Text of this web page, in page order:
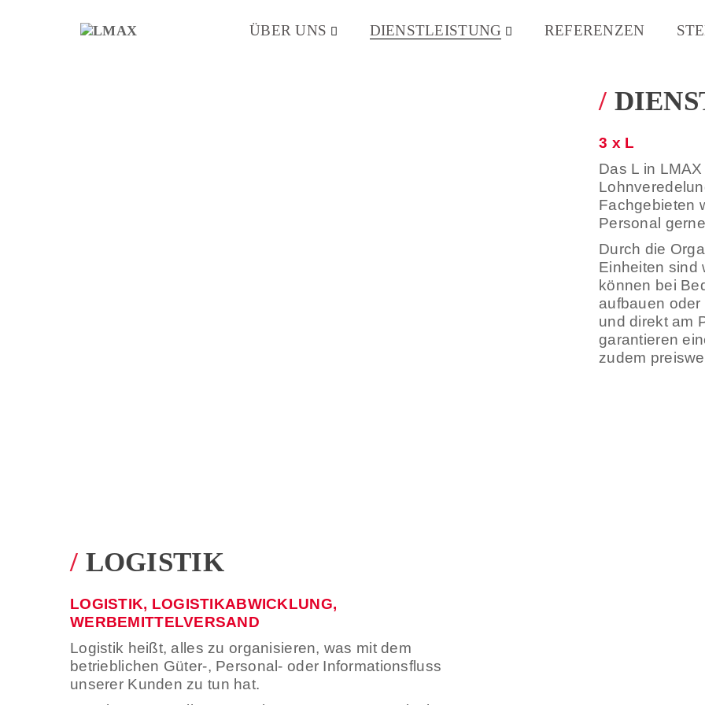
ÜBER UNS DIENSTLEISTUNG REFERENZEN
KUNDEN. STARKE SAISONALE SCHWANKUNGEN IN DEN
L. WIE LÖSUNG:
L.MAX LIEFERT
/
3 x L
Das L in
Fachgebieten
Personal
Durch die
Einheiten sind
können bei
aufbauen
und direkt am
garantieren
zudem
/ LOGISTIK
LOGISTIK, LOGISTIKABWICKLUNG,
WERBEMITTELVERSAND
Logistik heißt, alles zu organisieren, was mit dem
betrieblichen Güter-, Personal- oder Informationsfluss
unserer Kunden zu tun hat.